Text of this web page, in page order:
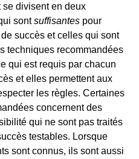
se divisent en deux
sontsuffisantes pour
succès et celles qui sont
techniques recommandées
qui est requis par chacun
et elles permettent aux
les règles. Certaines
concernent des
qui ne sont pas traités
testables. Lorsque
sont connus, ils sont aussi